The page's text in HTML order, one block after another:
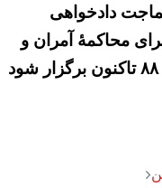
دادخواهی
محاکمهٔ آمران و